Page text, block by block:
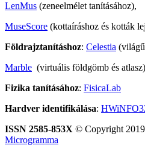
LenMus (zeneelmélet tanításához),
MuseScore (kottaíráshoz és kották
Földrajztanításhoz: Celestia
Marble (virtuális földgömb és atlasz)
Fizika tanításához: FisicaLab
Hardver identifikálása:
ISSN 2585-853X © Copyright 2019
Microgramma